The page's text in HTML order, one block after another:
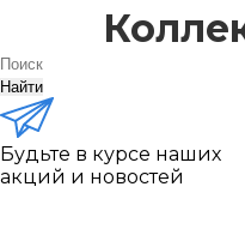
Найти
Будьте в курсе наших
акций и новостей